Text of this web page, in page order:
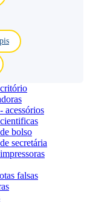
acessórios
bolso
secretária
falsas